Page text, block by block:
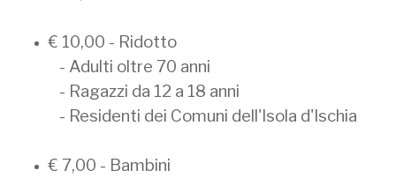
€ 10,00 - Ridotto
- Adulti oltre 70 anni
- Ragazzi da 12 a 18 anni
- Residenti dei Comuni dell'Isola d'Ischia
€ 7,00 - Bambini